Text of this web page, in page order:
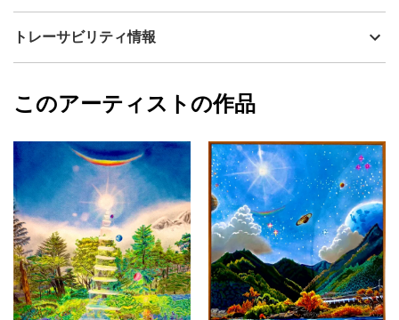
油彩
カラー
オレンジ
ジャンル
その他ジャンル
配送目安
二週間以内
いろうど
フォローする
トレーサビリティ情報
いろうど
このアーティストの作品